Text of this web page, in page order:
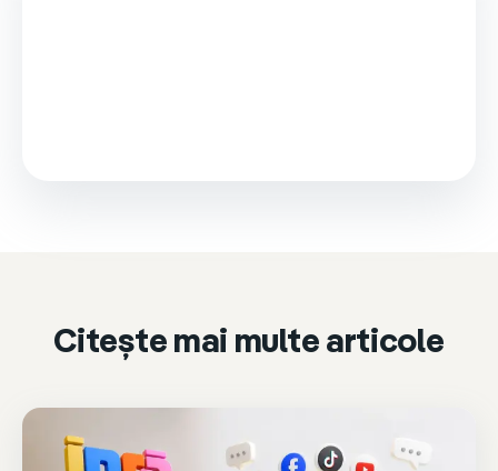
Citește mai multe articole